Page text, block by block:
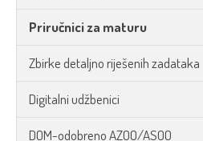
Priručnici za maturu
Zbirke detaljno riješenih zadataka
Digitalni udžbenici
DOM-odobreno AZOO/ASOO